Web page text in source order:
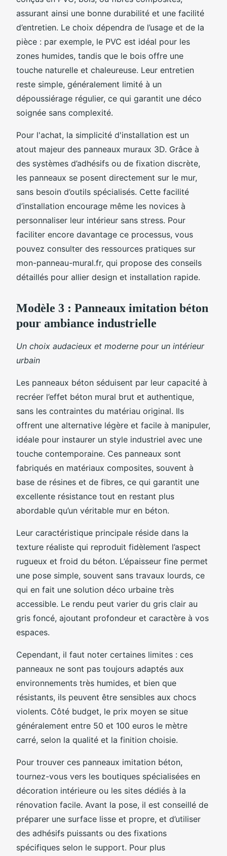
assurant ainsi une bonne durabilité et une facilité
d’entretien. Le choix dépendra de l’usage et de la
pièce : par exemple, le PVC est idéal pour les
zones humides, tandis que le bois offre une
touche naturelle et chaleureuse. Leur entretien
reste simple, généralement limité à un
dépoussiérage régulier, ce qui garantit une déco
soignée sans complexité.
Pour l'achat, la simplicité d'installation est un
atout majeur des panneaux muraux 3D. Grâce à
des systèmes d’adhésifs ou de fixation discrète,
les panneaux se posent directement sur le mur,
sans besoin d’outils spécialisés. Cette facilité
d’installation encourage même les novices à
personnaliser leur intérieur sans stress. Pour
faciliter encore davantage ce processus, vous
pouvez consulter des ressources pratiques sur
mon-panneau-mural.fr, qui propose des conseils
détaillés pour allier design et installation rapide.
Modèle 3 : Panneaux imitation béton
pour ambiance industrielle
Un choix audacieux et moderne pour un intérieur
urbain
Les panneaux béton séduisent par leur capacité à
recréer l’effet béton mural brut et authentique,
sans les contraintes du matériau original. Ils
offrent une alternative légère et facile à manipuler,
idéale pour instaurer un style industriel avec une
touche contemporaine. Ces panneaux sont
fabriqués en matériaux composites, souvent à
base de résines et de fibres, ce qui garantit une
excellente résistance tout en restant plus
abordable qu’un véritable mur en béton.
Leur caractéristique principale réside dans la
texture réaliste qui reproduit fidèlement l’aspect
rugueux et froid du béton. L’épaisseur fine permet
une pose simple, souvent sans travaux lourds, ce
qui en fait une solution déco urbaine très
accessible. Le rendu peut varier du gris clair au
gris foncé, ajoutant profondeur et caractère à vos
espaces.
Cependant, il faut noter certaines limites : ces
panneaux ne sont pas toujours adaptés aux
environnements très humides, et bien que
résistants, ils peuvent être sensibles aux chocs
violents. Côté budget, le prix moyen se situe
généralement entre 50 et 100 euros le mètre
carré, selon la qualité et la finition choisie.
Pour trouver ces panneaux imitation béton,
tournez-vous vers les boutiques spécialisées en
décoration intérieure ou les sites dédiés à la
rénovation facile. Avant la pose, il est conseillé de
préparer une surface lisse et propre, et d’utiliser
des adhésifs puissants ou des fixations
spécifiques selon le support. Pour plus